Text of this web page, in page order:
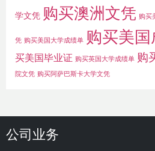
学文凭 购买澳洲文凭 购买
凭 购买美国大学成绩单 购买美
买美国毕业证 购买英国大学成绩单 购
院文凭 购买阿萨巴斯卡大学文凭
公司业务